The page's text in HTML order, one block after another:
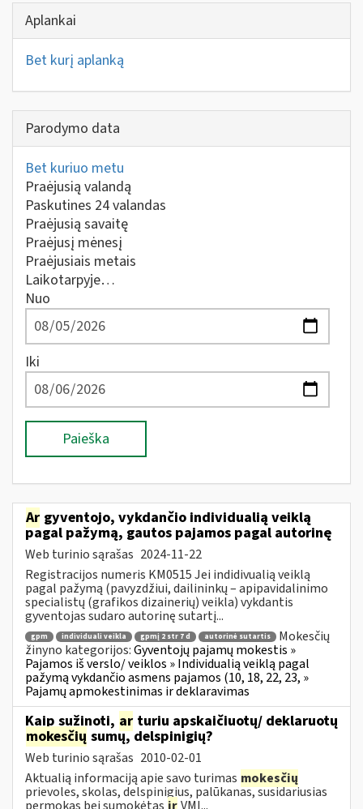
Aplankai
Bet kurį aplanką
Parodymo data
Bet kuriuo metu
Praėjusią valandą
Paskutines 24 valandas
Praėjusią savaitę
Praėjusį mėnesį
Praėjusiais metais
Laikotarpyje…
Nuo
Iki
Paieška
Ar gyventojo, vykdančio individualią veiklą
pagal pažymą, gautos pajamos pagal autorinę
Web turinio sąrašas 2024-11-22
Registracijos numeris KM0515 Jei indidivualią veiklą
pagal pažymą (pavyzdžiui, dailininkų – apipavidalinimo
specialistų (grafikos dizainerių) veikla) vykdantis
gyventojas sudaro autorinę sutartį...
gpm individuali veikla gpmį 2 str 7 d autorinė sutartis
Mokesčių
žinyno kategorijos:Gyventojų pajamų mokestis »
Pajamos iš verslo/ veiklos » Individualią veiklą pagal
pažymą vykdančio asmens pajamos (10, 18, 22, 23, »
Pajamų apmokestinimas ir deklaravimas
Kaip sužinoti, ar turiu apskaičiuotų/ deklaruotų
mokesčių sumų, delspinigių?
Web turinio sąrašas 2010-02-01
Aktualią informaciją apie savo turimas mokesčių
prievoles, skolas, delspinigius, palūkanas, susidariusias
permokas bei sumokėtas irVMI...